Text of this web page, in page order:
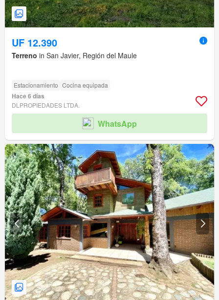
UF 12.390
Terreno in San Javier, Región del Maule
Estacionamiento Cocina equipada
Hace 6 días
DLPROPIEDADES LTDA.
WhatsApp